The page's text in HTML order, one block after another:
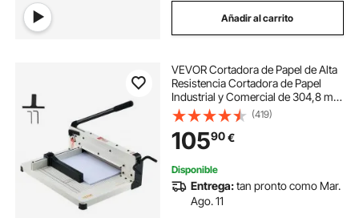
Añadir al carrito
VEVOR Cortadora de Papel de Alta
Resistencia Cortadora de Papel
Industrial y Comercial de 304,8 mm
para Papel A4, Capacidad para 400
Hojas Cortadora de Papel Apilado
para Oficina, Escuela, Blanco
(419)
10590€
Disponible
Entrega:tan pronto como Mar.
Ago. 11